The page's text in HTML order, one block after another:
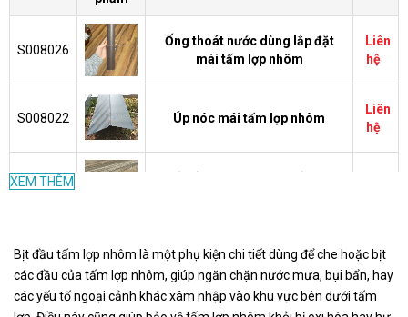
S008026
Ống thoát nước dùng lắp đặt
mái tấm lợp nhôm
Liên
hệ
S008022 Úp nóc mái tấm lợp nhôm
Liên
hệ
S008021
S008018
Nẹp kết thúc phụ kiện cho tấm
lợp nhôm
hệ
Nẹp bắt đầu phụ kiện tấm lợp Liên
XEM THÊM
Bịt đầu tấm lợp nhôm là một phụ kiện chi tiết dùng để che hoặc bịt
các đầu của tấm lợp nhôm, giúp ngăn chặn nước mưa, bụi bẩn, hay
các yếu tố ngoại cảnh khác xâm nhập vào khu vực bên dưới tấm